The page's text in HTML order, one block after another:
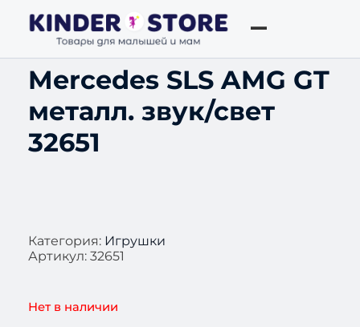
Mercedes SLS AMG GT
металл. звук/свет
32651
Категория: Игрушки
Артикул: 32651
Нет в наличии